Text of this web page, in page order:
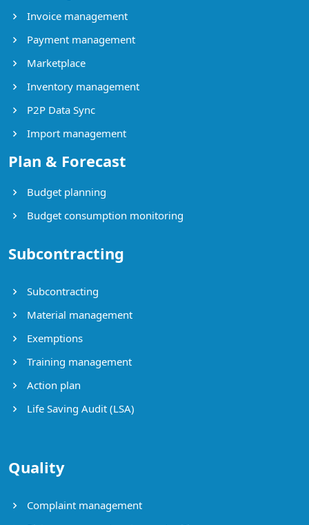
Invoice management
Payment management
Marketplace
Inventory management
P2P Data Sync
Import management
Plan & Forecast
Budget planning
Budget consumption monitoring
Subcontracting
Subcontracting
Material management
Exemptions
Training management
Action plan
Life Saving Audit (LSA)
Quality
Complaint management